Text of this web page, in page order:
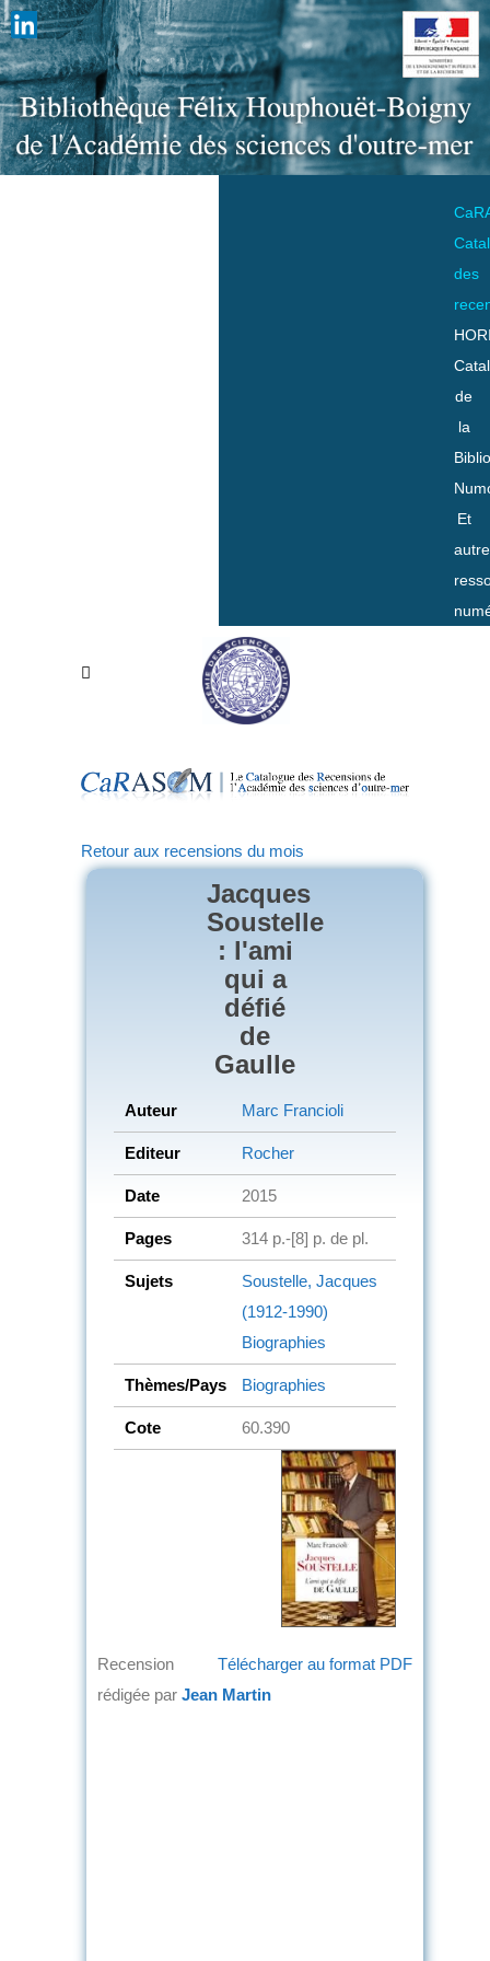
des
de
la
Et
Retour aux recensions du mois
Jacques
Soustelle
: l'ami
qui a
défié
de
Gaulle
Auteur Marc Francioli
Editeur Rocher
Date 2015
Pages 314 p.-[8] p. de pl.
Sujets
Soustelle, Jacques
(1912-1990)
Biographies
Thèmes/Pays Biographies
Cote 60.390
Télécharger au format PDF
Recension
rédigée par Jean Martin